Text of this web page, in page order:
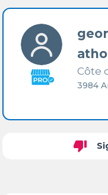
Côte
3984
thumb_down